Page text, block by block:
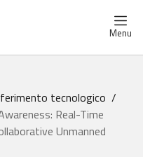
Menu
tecnologico /
Real-Time
Unmanned